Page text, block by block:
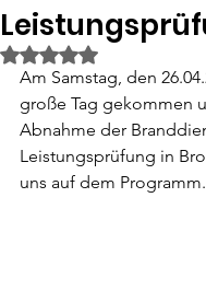
Mit NaN von 5 Sternen
Am Samstag, den
große Tag gekommen
Abnahme der
Leistungsprüfung in
uns auf dem Programm.